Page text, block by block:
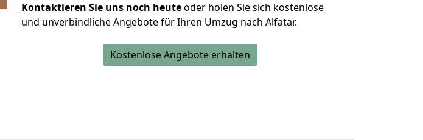
Kontaktieren Sie uns noch heuteoder holen Sie sich kostenlose
und unverbindliche Angebote für Ihren Umzug nach Alfatar.
Kostenlose Angebote erhalten